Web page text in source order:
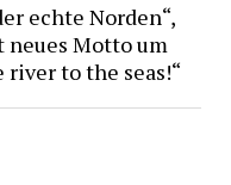
echte Norden“,
Motto um
to the seas!“